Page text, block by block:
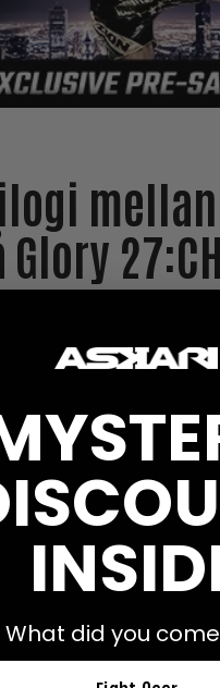
Glory 27:
Marcus(40-2, 24 KO) i
Tredje gången
21 slutade i en
hem. Även fans och
inte varit så aktiva på
att göra operation.
som han
knockade.
går för knock.
What did you